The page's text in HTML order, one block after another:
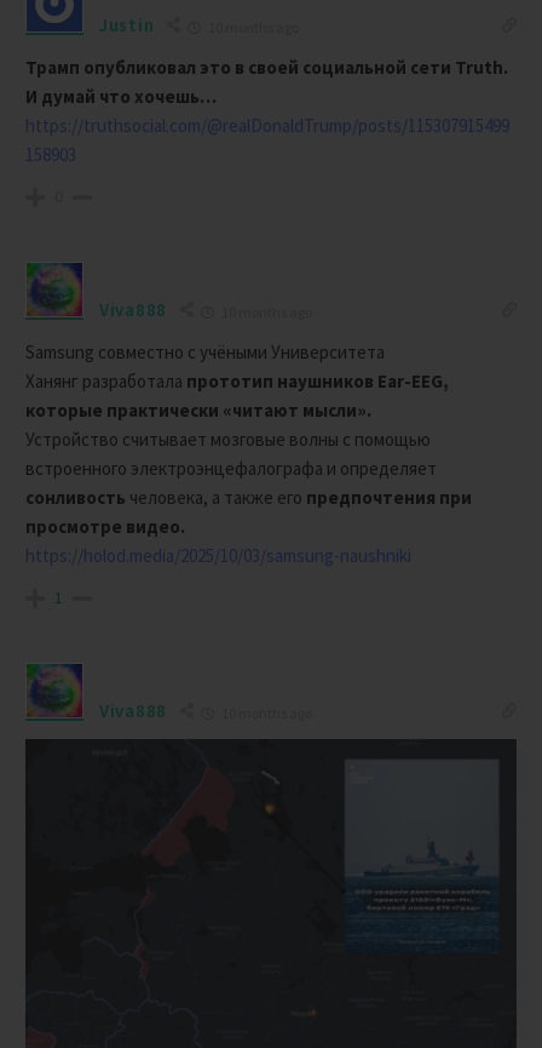
Justin
Трамп опубликовал это в своей социальной сети Truth.
И думай что хочешь…
https://truthsocial.com/@realDonaldTrump/posts/115307915499
158903
Viva888
Samsung совместно с учёными Университета
Ханянг разработала прототип наушников Ear-EEG,
которые практически «читают мысли».
Устройство считывает мозговые волны с помощью
встроенного электроэнцефалографа и определяет
сонливость человека, а также его предпочтения при
просмотре видео.
https://holod.media/2025/10/03/samsung-naushniki
1
Viva888